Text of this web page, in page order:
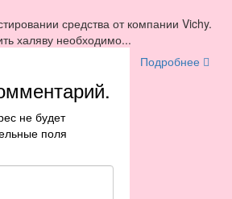
средства от компании Vichy.
халяву необходимо...
Подробнее
не будет
поля